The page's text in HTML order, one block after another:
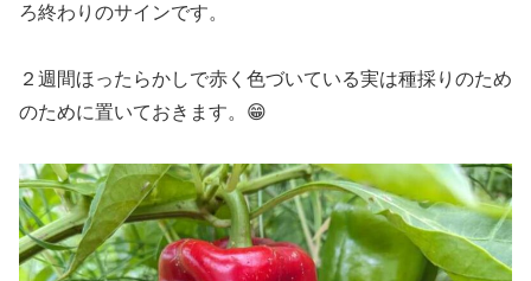
ろ終わりのサインです。
２週間ほったらかしで赤く色づいている実は種採りのため
のために置いておきます。😁